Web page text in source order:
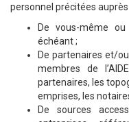
personnel précitées
De vous-même
échéant ;
De partenaires et/
membres de
partenaires, les
emprises, les
De sources